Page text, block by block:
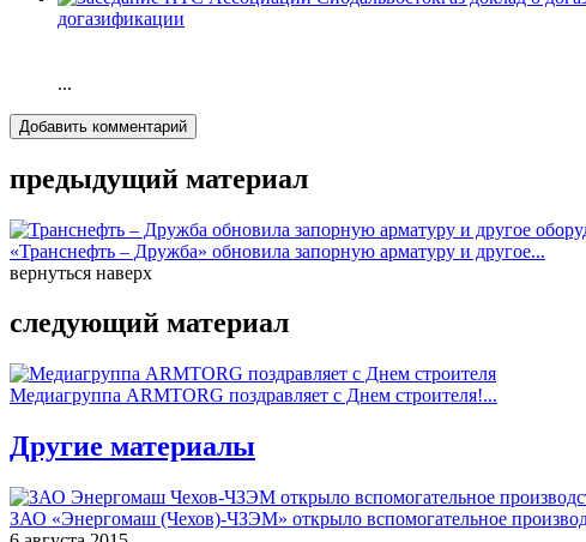
догазификации
...
Добавить комментарий
предыдущий материал
«Транснефть – Дружба» обновила запорную арматуру и другое...
вернуться наверх
следующий материал
Медиагруппа ARMTORG поздравляет с Днем строителя!...
Другие материалы
ЗАО «Энергомаш (Чехов)-ЧЗЭМ» открыло вспомогательное